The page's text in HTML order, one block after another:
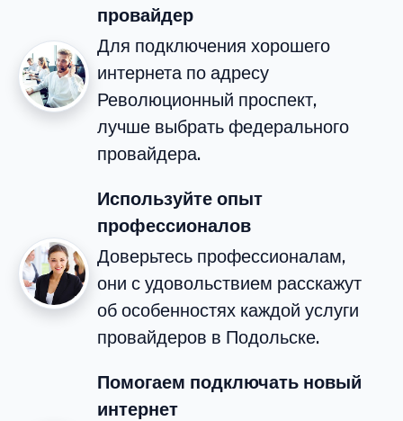
провайдер
Для подключения хорошего
интернета по адресу
Революционный проспект,
лучше выбрать федерального
провайдера.
Используйте опыт
профессионалов
Доверьтесь профессионалам,
они с удовольствием расскажут
об особенностях каждой услуги
провайдеров в Подольске.
Помогаем подключать новый
интернет